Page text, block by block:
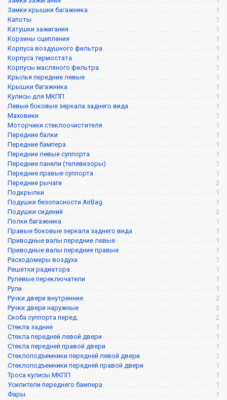
Замки крышки багажника
1
Капоты
1
Катушки зажигания
1
Корзины сцепления
1
Корпуса воздушного фильтра
1
Корпуса термостата
1
Корпусы масляного фильтра
1
Крылья передние левые
1
Крышки багажника
1
Кулисы для МКПП
1
Левые боковые зеркала заднего вида
1
Маховики
1
Моторчики стеклоочистителя
1
Передние балки
1
Передние бампера
1
Передние левые суппорта
1
Передние панели (телевизоры)
1
Передние правые суппорта
1
Передние рычаги
2
Подкрылки
1
Подушки безопасности AirBag
1
Подушки сидений
2
Полки багажника
1
Правые боковые зеркала заднего вида
1
Приводные валы передние левые
1
Приводные валы передние правые
1
Расходомеры воздуха
1
Решетки радиатора
1
Рулевые переключатели
1
Рули
1
Ручки двери внутренние
2
Ручки двери наружные
2
Скоба суппорта перед.
2
Стекла задние
1
Стекла передней левой двери
1
Стекла передней правой двери
1
Стеклоподъемники передней левой двери
1
Стеклоподъемники передней правой двери
1
Троса кулисы МКПП
1
Усилители переднего бампера
1
Фары
1